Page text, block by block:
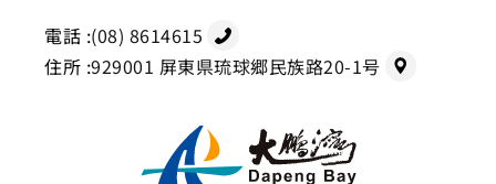
電話 :(08) 8614615
住所 :929001 屏東県琉球郷民族路20-1号